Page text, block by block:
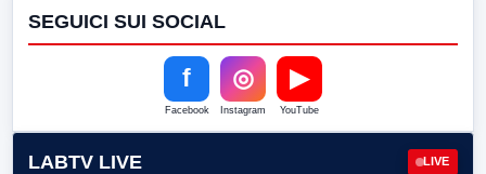
SEGUICI SUI SOCIAL
f
Facebook
◎
Instagram
▶
YouTube
LABTV LIVE LIVE